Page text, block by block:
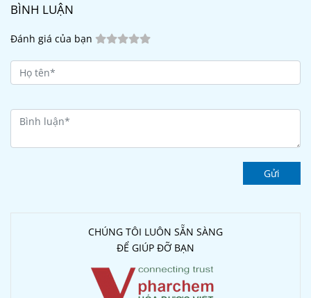
BÌNH LUẬN
Đánh giá của bạn
Gửi
CHÚNG TÔI LUÔN SẴN SÀNG
ĐỂ GIÚP ĐỠ BẠN